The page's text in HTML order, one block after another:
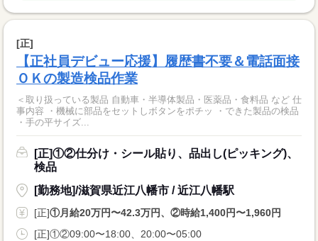
[正]
【正社員デビュー応援】履歴書不要＆電話面接
ＯＫの製造検品作業
＜取り扱っている製品 自動車・半導体製品・医薬品・食料品 など 仕
事内容 ・機械に部品をセットしボタンをポチッ ・できた製品の検品
・手の平サイズ...
[正]①②仕分け・シール貼り、品出し(ピッキング)、
検品
[勤務地]/滋賀県近江八幡市 / 近江八幡駅
[正]①月給20万円〜42.3万円、②時給1,400円〜1,960円
[正]①②09:00〜18:00、20:00〜05:00